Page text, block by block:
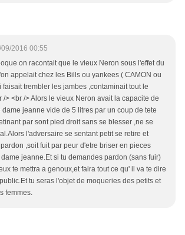
2016 00:55
on racontait que le vieux Neron sous l'effet du
appelait chez les Bills ou yankees ( CAMON ou
faisait trembler les jambes ,contaminait tout le
/> <br /> Alors le vieux Neron avait la capacite de
dame jeanne vide de 5 litres par un coup de tete
par sont pied droit sans se blesser ,ne se
l'adversaire se sentant petit se retire et
,soit fuit par peur d'etre briser en pieces
jeanne.Et si tu demandes pardon (sans fuir)
te mettra a genoux,et faira tout ce qu' il va te dire
tu seras l'objet de moqueries des petits et
femmes.